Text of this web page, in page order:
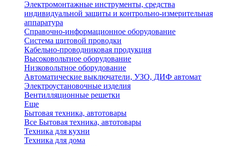
Электромонтажные инструменты, средства
индивидуальной защиты и контрольно-измерительная
аппаратура
Справочно-информационное оборудование
Система щитовой проводки
Кабельно-проводниковая продукция
Высоковольтное оборудование
Низковольтное оборудование
Автоматические выключатели, УЗО, ДИФ автомат
Электроустановочные изделия
Вентилляционные решетки
Еще
Бытовая техника, автотовары
Все Бытовая техника, автотовары
Техника для кухни
Техника для дома